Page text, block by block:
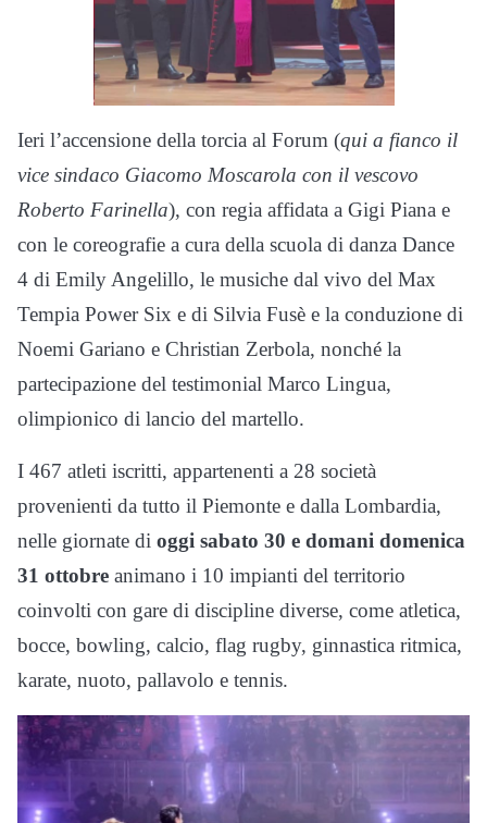
Ieri l’accensione della torcia al Forum (qui a fianco il
vice sindaco Giacomo Moscarola con il vescovo
Roberto Farinella), con regia affidata a Gigi Piana e
con le coreografie a cura della scuola di danza Dance
4 di Emily Angelillo, le musiche dal vivo del Max
Tempia Power Six e di Silvia Fusè e la conduzione di
Noemi Gariano e Christian Zerbola, nonché la
partecipazione del testimonial Marco Lingua,
olimpionico di lancio del martello.
I 467 atleti iscritti, appartenenti a 28 società
provenienti da tutto il Piemonte e dalla Lombardia,
nelle giornate di oggi sabato 30 e domani domenica
31 ottobre animano i 10 impianti del territorio
coinvolti con gare di discipline diverse, come atletica,
bocce, bowling, calcio, flag rugby, ginnastica ritmica,
karate, nuoto, pallavolo e tennis.